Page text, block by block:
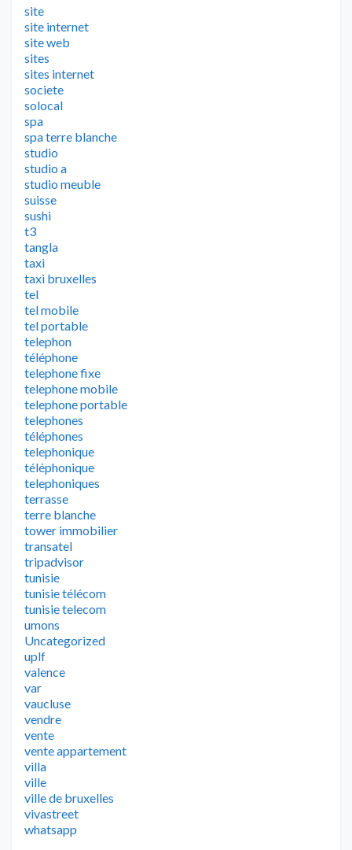
site
site internet
site web
sites
sites internet
societe
solocal
spa
spa terre blanche
studio
studio a
studio meuble
suisse
sushi
t3
tangla
taxi
taxi bruxelles
tel
tel mobile
tel portable
telephon
téléphone
telephone fixe
telephone mobile
telephone portable
telephones
téléphones
telephonique
téléphonique
telephoniques
terrasse
terre blanche
tower immobilier
transatel
tripadvisor
tunisie
tunisie télécom
tunisie telecom
umons
Uncategorized
uplf
valence
var
vaucluse
vendre
vente
vente appartement
villa
ville
ville de bruxelles
vivastreet
whatsapp